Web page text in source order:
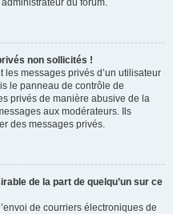
du forum.
non sollicités !
messages privés d’un utilisateur
le panneau de contrôle de
privés de manière abusive de la
aux modérateurs. Ils
des messages privés.
de la part de quelqu’un sur ce
de courriers électroniques de